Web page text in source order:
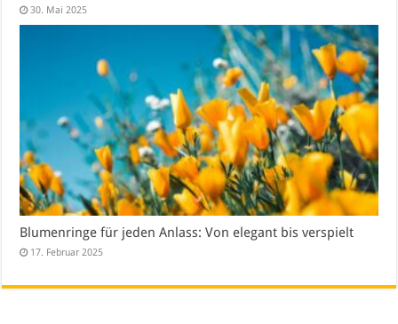
30. Mai 2025
Blumenringe für jeden Anlass: Von elegant bis verspielt
17. Februar 2025